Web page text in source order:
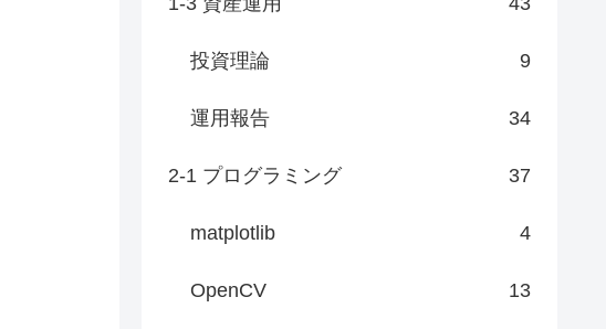
投資理論 9
運用報告 34
2-1 プログラミング 37
matplotlib 4
OpenCV 13